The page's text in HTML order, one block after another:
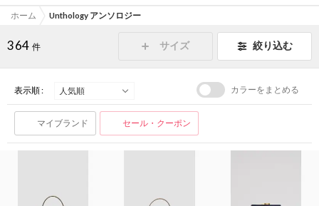
ホーム Unthology アンソロジー
364 件 サイズ 絞り込む
表示順 : カラーをまとめる
マイブランド セール・クーポン